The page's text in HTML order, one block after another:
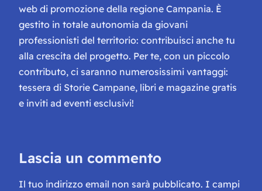
web di promozione della regione Campania. È
gestito in totale autonomia da giovani
professionisti del territorio: contribuisci anche tu
alla crescita del progetto. Per te, con un piccolo
contributo, ci saranno numerosissimi vantaggi:
tessera di Storie Campane, libri e magazine gratis
e inviti ad eventi esclusivi!
Lascia un commento
Il tuo indirizzo email non sarà pubblicato. I campi